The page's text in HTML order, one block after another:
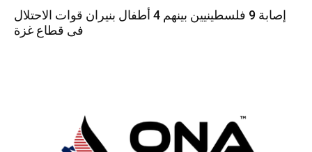
إصابة 9 فلسطينيين بينهم 4 أطفال بنيران قوات الاحتلال
فى قطاع غزة